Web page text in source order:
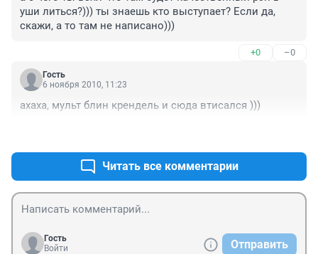
уши литься?))) ты знаешь кто выступает? Если да,
скажи, а то там не написано)))
+0 –0
Гость
6 ноября 2010, 11:23
ахаха, мульт блин крендель и сюда втисался )))
Читать все комментарии
Гость
Войти
Отправить